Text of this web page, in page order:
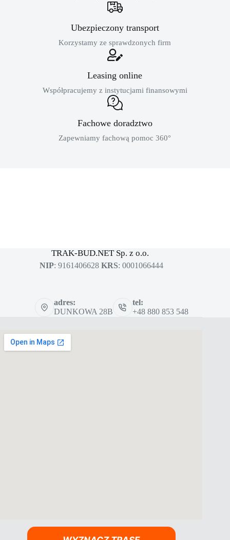
Ubezpieczony transport
Korzystamy ze sprawdzonych firm
Leasing online
Współpracujemy z instytucjami finansowymi
Fachowe doradztwo
Zapewniamy fachową pomoc 360°
TRAK-BUD.NET Sp. z o.o.
NIP: 9161406628 KRS: 0001066444
adres:
DUNKOWA 28B
tel:
+48 880 853 548